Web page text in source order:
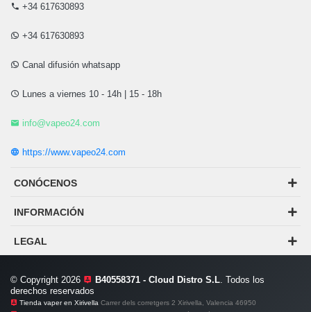
+34 617630893
+34 617630893
Canal difusión whatsapp
Lunes a viernes 10 - 14h | 15 - 18h
info@vapeo24.com
https://www.vapeo24.com
CONÓCENOS
INFORMACIÓN
LEGAL
© Copyright 2026 B40558371 - Cloud Distro S.L . Todos los
derechos reservados
Tienda vaper en Xirivella Carrer dels corretgers 2 Xirivella, Valencia 46950